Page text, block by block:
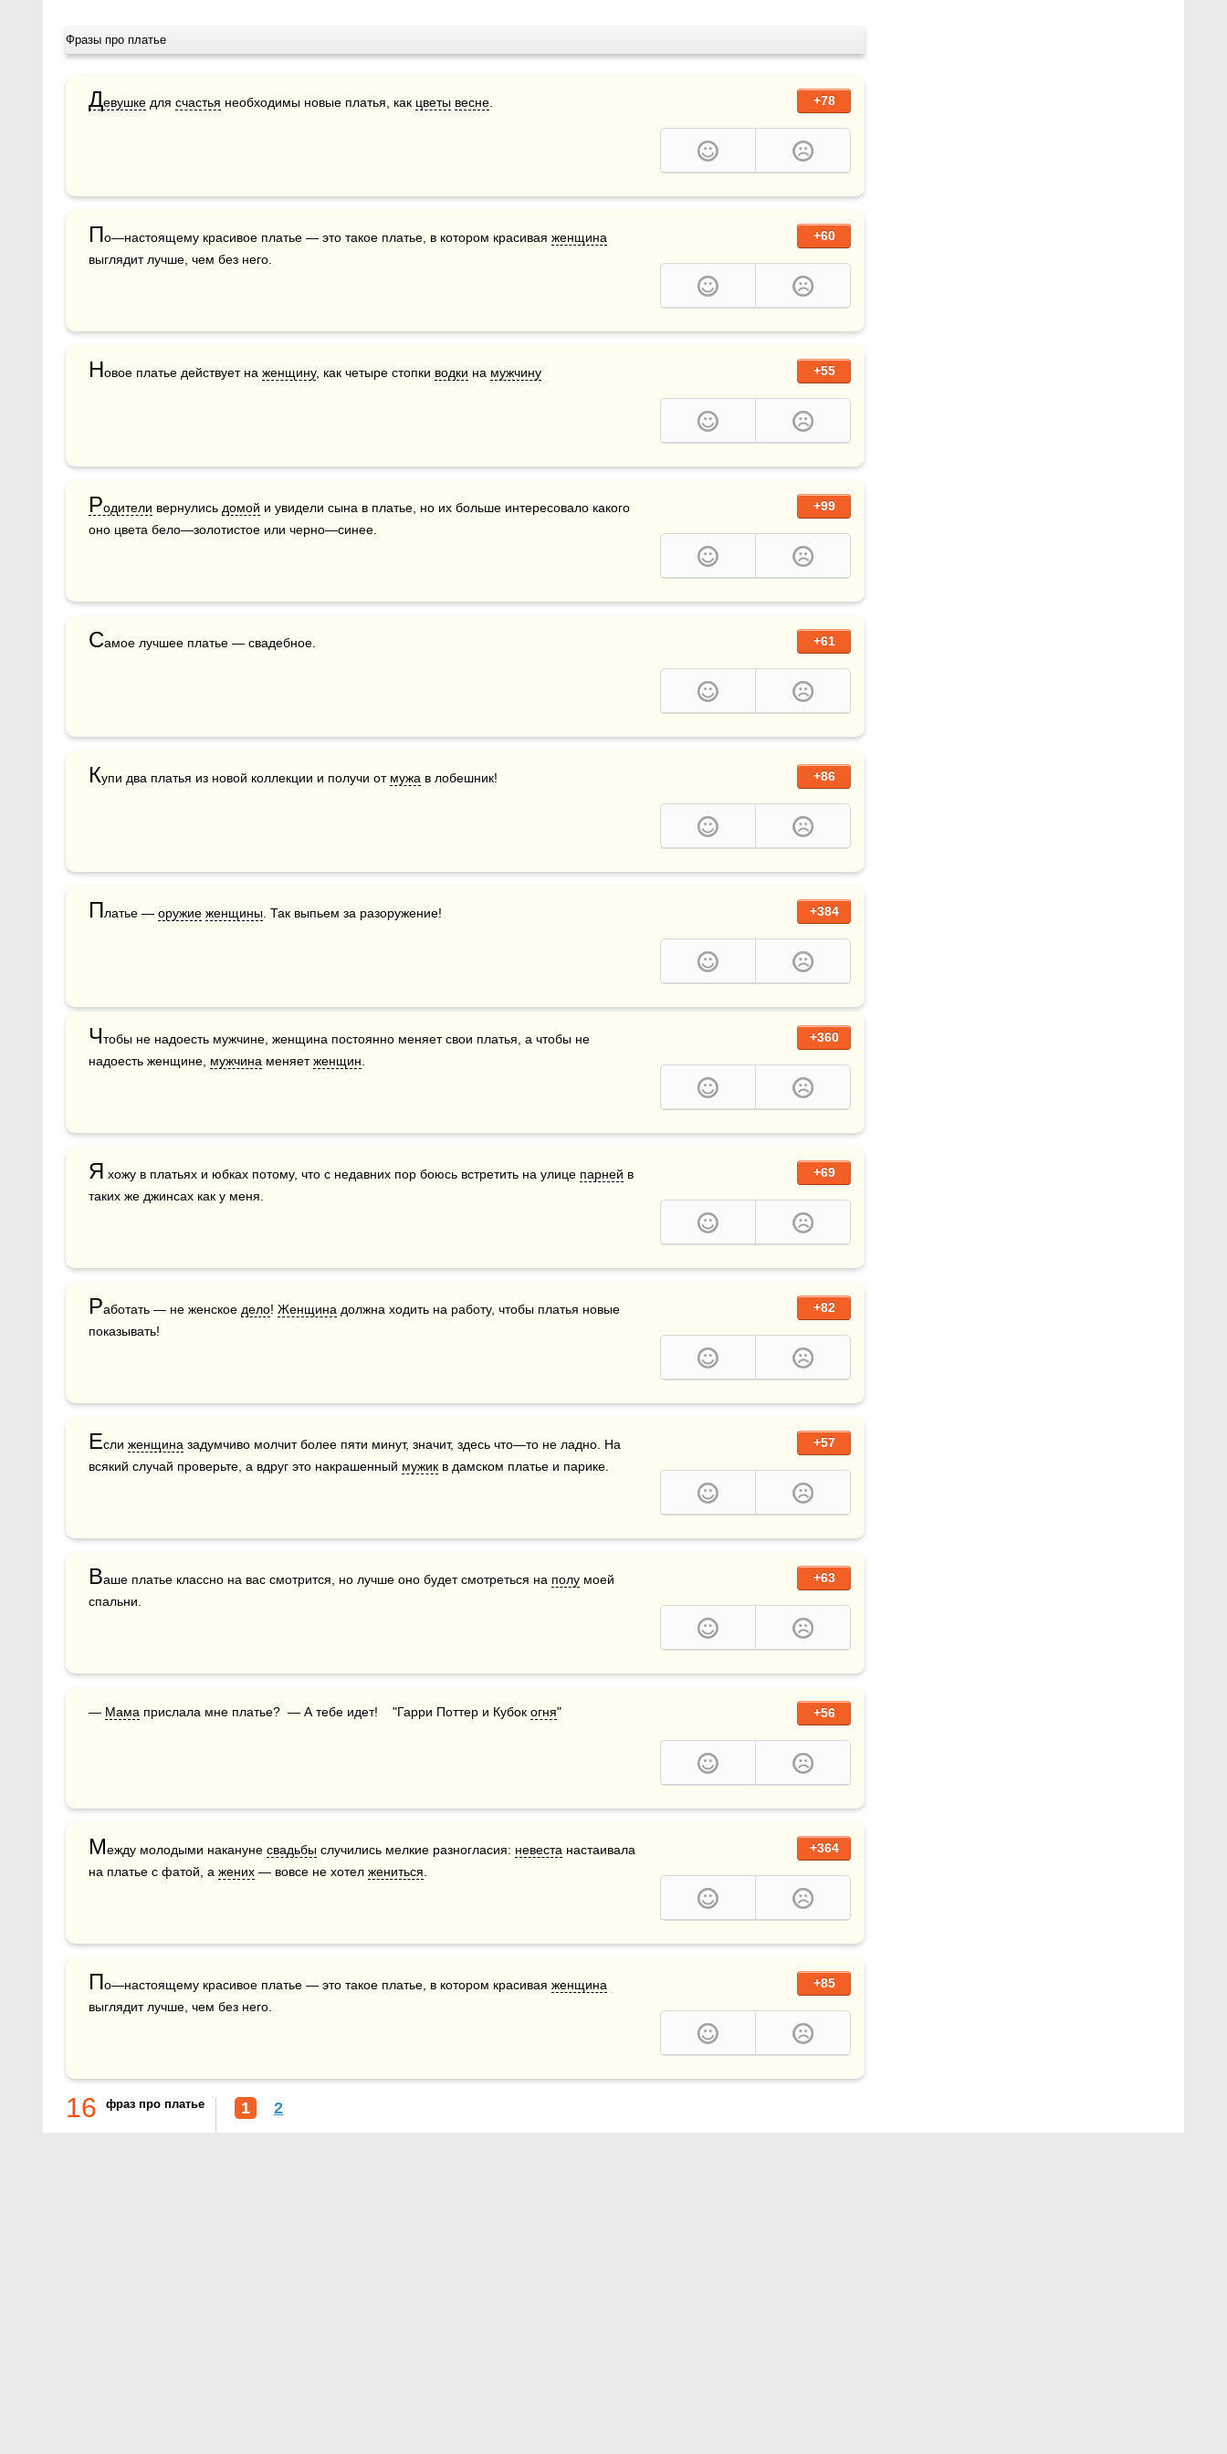
Фразы про платье
+78
Девушке для счастья необходимы новые платья, как цветы весне
+60
По—настоящему красивое платье — это такое платье, в котором красивая женщина
выглядит лучше, чем без него.
+55
Новое платье действует на женщину, как четыре стопки водки на мужчину
+99
Родители вернулись домой и увидели сына в платье, но их больше интересовало какого
оно цвета бело—золотистое или черно—синее.
+61
Самое лучшее платье — свадебное.
+86
Купи два платья из новой коллекции и получи от мужа в лобешник!
+384
Платье — оружие женщины . Так выпьем за разоружение!
+360
Чтобы не надоесть мужчине, женщина постоянно меняет свои платья, а чтобы не
надоесть женщине, мужчина меняет женщин
+69
Я хожу в платьях и юбках потому, что с недавних пор боюсь встретить на улице парней в
таких же джинсах как у меня.
+82
Работать — не женское дело! Женщина должна ходить на работу, чтобы платья новые
показывать!
+57
Если женщина задумчиво молчит более пяти минут, значит, здесь что—то не ладно. На
всякий случай проверьте, а вдруг это накрашенный мужик в дамском платье и парике.
+63
Ваше платье классно на вас смотрится, но лучше оно будет смотреться на полу моей
спальни.
+56
Мама прислала мне платье?  — А тебе идет!    "Гарри Поттер и Кубок огня"
+364
Между молодыми накануне свадьбы случились мелкие разногласия: невеста настаивала
на платье с фатой, а жених — вовсе не хотел жениться
+85
По—настоящему красивое платье — это такое платье, в котором красивая женщина
выглядит лучше, чем без него.
16 фраз про платье 1 2